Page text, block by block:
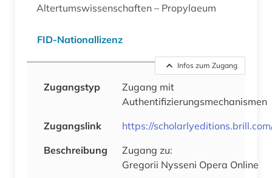
Altertumswissenschaften – Propylaeum
FID-Nationallizenz
Infos zum Zugang
Zugangstyp
Zugang mit
Authentifizierungsmechanismen
Zugangslink
https://
Beschreibung
Zugang zu:
Gregorii Nysseni Opera Online